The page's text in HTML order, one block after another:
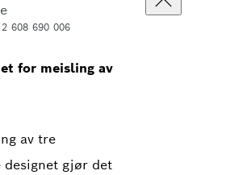
608 690 006
for meisling av
av tre
designet gjør det